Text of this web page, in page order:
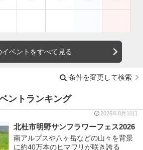
イベントをすべて見る
条件を変更して検索
ントランキング
2026年8月10日
北杜市明野サンフラワーフェス2026
南アルプスや八ヶ岳などの山々を背景
に約40万本のヒマワリが咲き誇る